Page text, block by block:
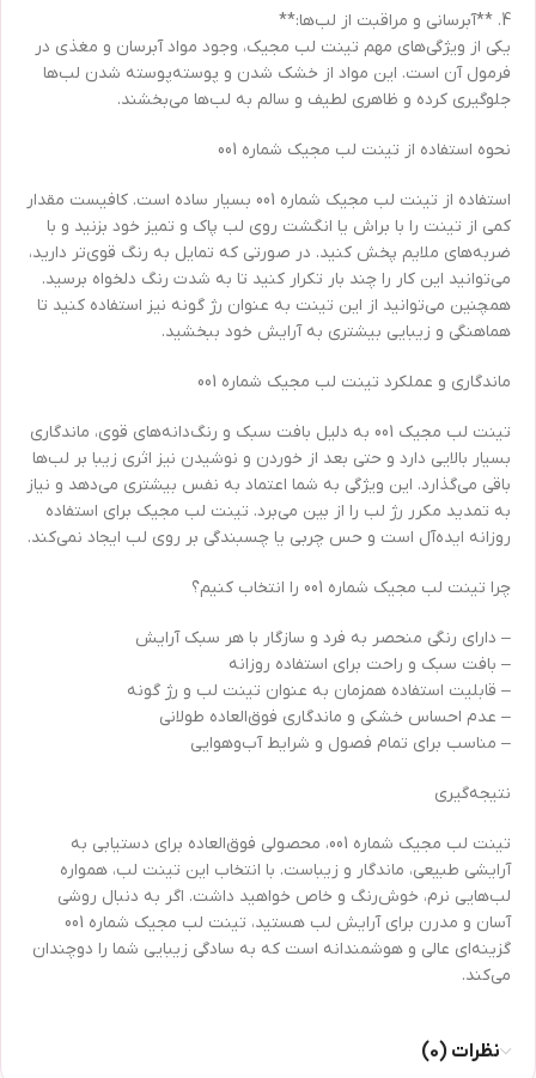
4. **آبرسانی و مراقبت از لب‌ها:**
یکی از ویژگی‌های مهم تینت لب مجیک، وجود مواد آبرسان و مغذی در
فرمول آن است. این مواد از خشک شدن و پوسته‌پوسته شدن لب‌ها
جلوگیری کرده و ظاهری لطیف و سالم به لب‌ها می‌بخشند.
نحوه استفاده از تینت لب مجیک شماره 001
استفاده از تینت لب مجیک شماره 001 بسیار ساده است. کافیست مقدار
کمی از تینت را با براش یا انگشت روی لب پاک و تمیز خود بزنید و با
ضربه‌های ملایم پخش کنید. در صورتی که تمایل به رنگ قوی‌تر دارید،
می‌توانید این کار را چند بار تکرار کنید تا به شدت رنگ دلخواه برسید.
همچنین می‌توانید از این تینت به عنوان رژ گونه نیز استفاده کنید تا
هماهنگی و زیبایی بیشتری به آرایش خود ببخشید.
ماندگاری و عملکرد تینت لب مجیک شماره 001
تینت لب مجیک 001 به دلیل بافت سبک و رنگ‌دانه‌های قوی، ماندگاری
بسیار بالایی دارد و حتی بعد از خوردن و نوشیدن نیز اثری زیبا بر لب‌ها
باقی می‌گذارد. این ویژگی به شما اعتماد به نفس بیشتری می‌دهد و نیاز
به تمدید مکرر رژ لب را از بین می‌برد. تینت لب مجیک برای استفاده
روزانه ایده‌آل است و حس چربی یا چسبندگی بر روی لب ایجاد نمی‌کند.
چرا تینت لب مجیک شماره 001 را انتخاب کنیم؟
– دارای رنگی منحصر به فرد و سازگار با هر سبک آرایش
– بافت سبک و راحت برای استفاده روزانه
– قابلیت استفاده همزمان به عنوان تینت لب و رژ گونه
– عدم احساس خشکی و ماندگاری فوق‌العاده طولانی
– مناسب برای تمام فصول و شرایط آب‌وهوایی
نتیجه‌گیری
تینت لب مجیک شماره 001، محصولی فوق‌العاده برای دستیابی به
آرایشی طبیعی، ماندگار و زیباست. با انتخاب این تینت لب، همواره
لب‌هایی نرم، خوش‌رنگ و خاص خواهید داشت. اگر به دنبال روشی
آسان و مدرن برای آرایش لب هستید، تینت لب مجیک شماره 001
گزینه‌ای عالی و هوشمندانه است که به سادگی زیبایی شما را دوچندان
می‌کند.
نظرات (0)